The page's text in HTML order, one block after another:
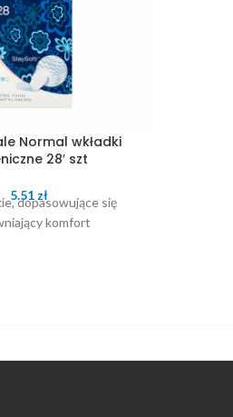
Normal wkładki
28′ szt
5.51 zł
dopasowujące się
komfort